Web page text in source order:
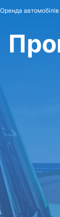
Оренда автомобілів